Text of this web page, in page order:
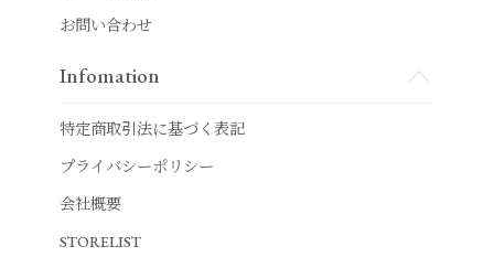
お問い合わせ
Infomation
特定商取引法に基づく表記
プライバシーポリシー
会社概要
STORELIST